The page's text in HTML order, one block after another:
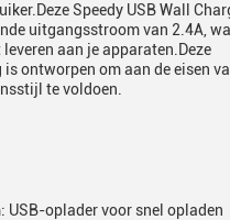
Speedy USB Wall
uitgangsstroom van 2.4A,
aan je apparaten.Deze
ontworpen om aan de eisen
te voldoen.
USB-oplader voor snel opladen